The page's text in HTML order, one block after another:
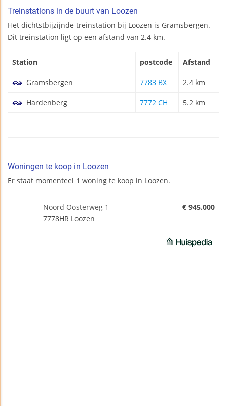
Treinstations in de buurt van Loozen
Het dichtstbijzijnde treinstation bij Loozen is Gramsbergen.
Dit treinstation ligt op een afstand van 2.4 km.
Station postcode Afstand
Gramsbergen 7783 BX 2.4 km
Hardenberg 7772 CH 5.2 km
Woningen te koop in Loozen
Er staat momenteel 1 woning te koop in Loozen.
Noord Oosterweg 1
7778HR Loozen
€ 945.000